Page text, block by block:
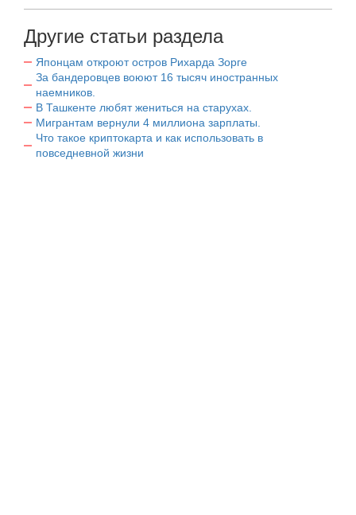
Другие статьи раздела
Японцам откроют остров Рихарда Зорге
За бандеровцев воюют 16 тысяч иностранных
наемников.
В Ташкенте любят жениться на старухах.
Мигрантам вернули 4 миллиона зарплаты.
Что такое криптокарта и как использовать в
повседневной жизни